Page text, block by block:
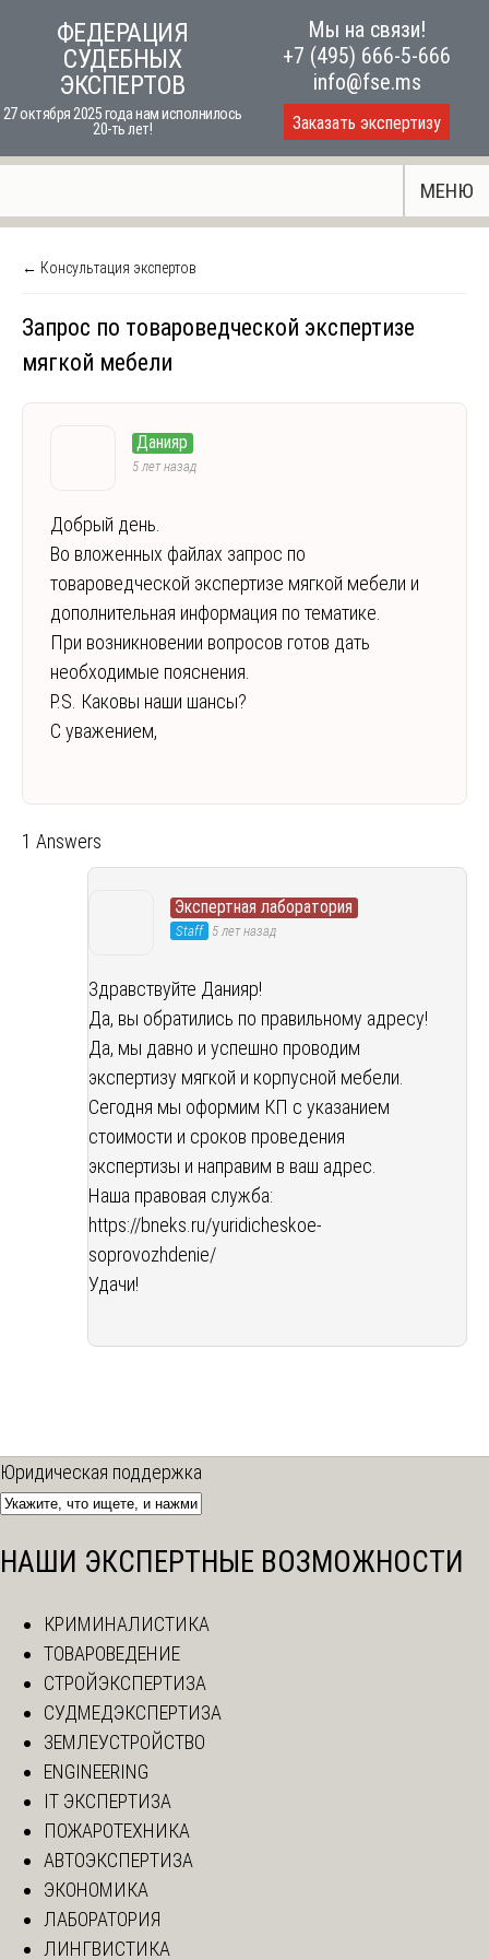
ФЕДЕРАЦИЯ
СУДЕБНЫХ
ЭКСПЕРТОВ
27 октября 2025 года нам исполнилось
20-ть лет!
Мы на связи!
+7 (495) 666-5-666
info@fse.ms
Заказать экспертизу
МЕНЮ
← Консультация экспертов
Запрос по товароведческой экспертизе
мягкой мебели
Данияр
5 лет назад
Добрый день.
Во вложенных файлах запрос по
товароведческой экспертизе мягкой мебели и
дополнительная информация по тематике.
При возникновении вопросов готов дать
необходимые пояснения.
P.S . Каковы наши шансы?
С уважением,
1 Answers
Экспертная лаборатория
Staff 5 лет назад
Здравствуйте Данияр!
Да, вы обратились по правильному адресу!
Да, мы давно и успешно проводим
экспертизу мягкой и корпусной мебели.
Сегодня мы оформим КП с указанием
стоимости и сроков проведения
экспертизы и направим в ваш адрес.
Наша правовая служба:
https://bneks.ru/yuridicheskoe-
soprovozhdenie/
Удачи!
Юридическая поддержка
НАШИ ЭКСПЕРТНЫЕ ВОЗМОЖНОСТИ
КРИМИНАЛИСТИКА
ТОВАРОВЕДЕНИЕ
СТРОЙЭКСПЕРТИЗА
СУДМЕДЭКСПЕРТИЗА
ЗЕМЛЕУСТРОЙСТВО
ENGINEERING
IT ЭКСПЕРТИЗА
ПОЖАРОТЕХНИКА
АВТОЭКСПЕРТИЗА
ЭКОНОМИКА
ЛАБОРАТОРИЯ
ЛИНГВИСТИКА